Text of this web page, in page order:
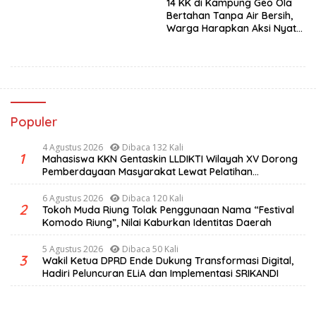
14 KK di Kampung Geo Ola
Bertahan Tanpa Air Bersih,
Warga Harapkan Aksi Nyata
Populer
1
4 Agustus 2026 Dibaca 132 Kali
Mahasiswa KKN Gentaskin LLDIKTI Wilayah XV Dorong
Pemberdayaan Masyarakat Lewat Pelatihan
Pengolahan Hasil Alam di Desa Sisir
2
6 Agustus 2026 Dibaca 120 Kali
Tokoh Muda Riung Tolak Penggunaan Nama “Festival
Komodo Riung”, Nilai Kaburkan Identitas Daerah
3
5 Agustus 2026 Dibaca 50 Kali
Wakil Ketua DPRD Ende Dukung Transformasi Digital,
Hadiri Peluncuran ELiA dan Implementasi SRIKANDI